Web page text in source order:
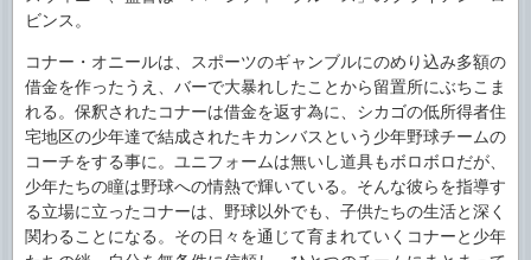
ビンス。
コナー・オニールは、スポーツのギャンブルにのめり込み多額の
借金を作ったうえ、バーで大暴れしたことから留置所にぶちこま
れる。保釈されたコナーは借金を返す為に、シカゴの低所得者住
宅地区の少年達で結成されたキカンバスという少年野球チームの
コーチをする事に。ユニフォームは無いし道具もボロボロだが、
少年たちの瞳は野球への情熱で輝いている。そんな彼らを指導す
る立場に立ったコナーは、野球以外でも、子供たちの生活と深く
関わることになる。その日々を通じて育まれていくコナーと少年